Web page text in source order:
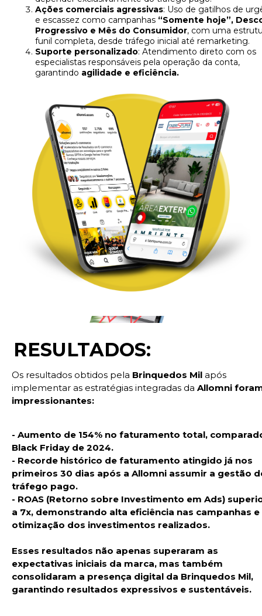
Ações comerciais agressivas: Uso de gatilhos de
e escassez como campanhas “Somente hoje”,
Progressivo e Mês do Consumidor, com uma
funil completa, desde tráfego inicial até remarketing.
Suporte personalizado: Atendimento direto com os
especialistas responsáveis pela operação da conta,
garantindo agilidade e eficiência.
RESULTADOS:
Os resultados obtidos pela Brinquedos Mil após
implementar as estratégias integradas da Allomni
impressionantes:
- Aumento de 154% no faturamento total,
Black Friday de 2024.
- Recorde histórico de faturamento atingido já nos
primeiros 30 dias após a Allomni assumir a gestão
tráfego pago.
- ROAS (Retorno sobre Investimento em Ads)
a 7x, demonstrando alta eficiência nas campanhas e
otimização dos investimentos realizados.
Esses resultados não apenas superaram as
expectativas iniciais da marca, mas também
consolidaram a presença digital da Brinquedos Mil,
garantindo resultados expressivos e sustentáveis.